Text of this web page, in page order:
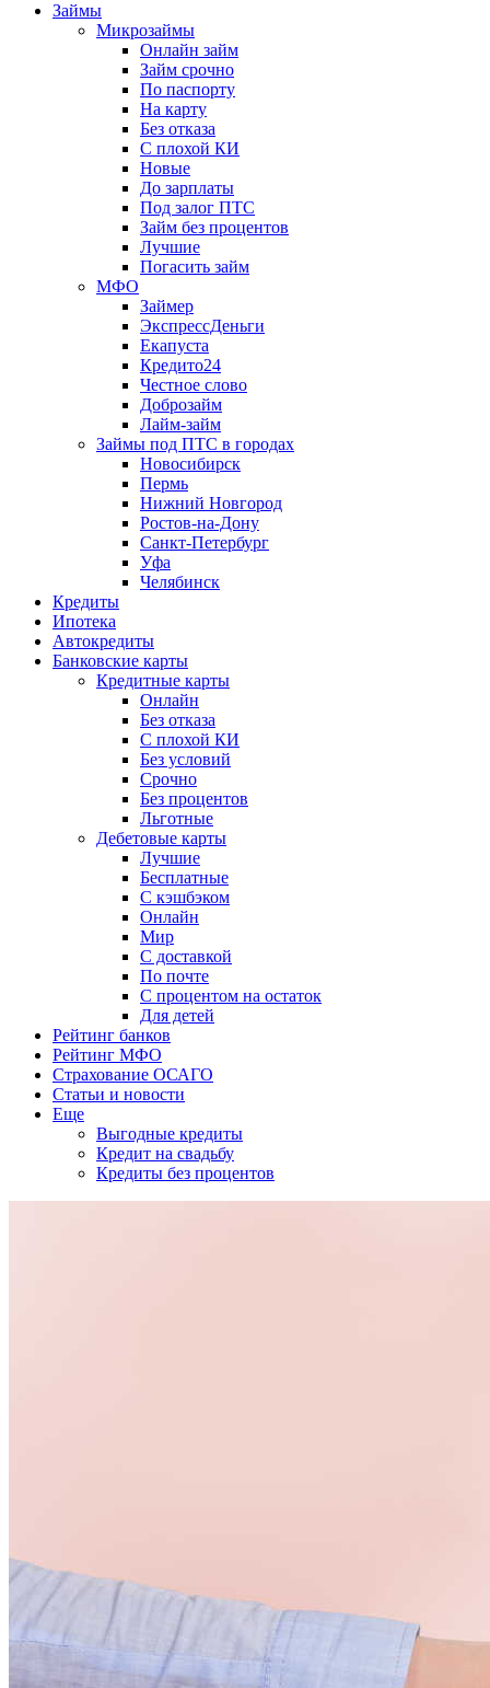
Займы
Микрозаймы
Онлайн займ
Займ срочно
По паспорту
На карту
Без отказа
С плохой КИ
Новые
До зарплаты
Под залог ПТС
Займ без процентов
Лучшие
Погасить займ
МФО
Займер
ЭкспрессДеньги
Екапуста
Кредито24
Честное слово
Доброзайм
Лайм-займ
Займы под ПТС в городах
Новосибирск
Пермь
Нижний Новгород
Ростов-на-Дону
Санкт-Петербург
Уфа
Челябинск
Кредиты
Ипотека
Автокредиты
Банковские карты
Кредитные карты
Онлайн
Без отказа
С плохой КИ
Без условий
Срочно
Без процентов
Льготные
Дебетовые карты
Лучшие
Бесплатные
С кэшбэком
Онлайн
Мир
С доставкой
По почте
С процентом на остаток
Для детей
Рейтинг банков
Рейтинг МФО
Страхование ОСАГО
Статьи и новости
Еще
Выгодные кредиты
Кредит на свадьбу
Кредиты без процентов